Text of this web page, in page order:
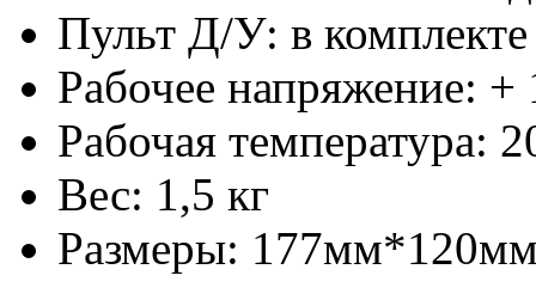
Пульт Д/У: в комплекте
Рабочее напряжение:
Рабочая температура:
Вес: 1,5 кг
Размеры: